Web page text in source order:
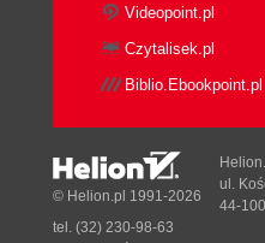
Videopoint.pl
Czytalisek.pl
Biblio.Ebookpoint.pl
© Helion.pl 1991-2026
ul.
44-
tel. (32) 230-98-63